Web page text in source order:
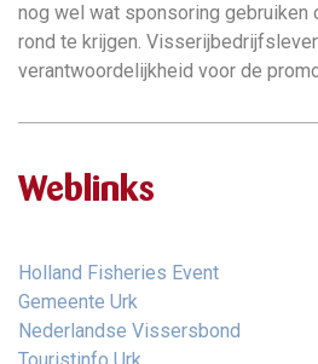
nog wel wat sponsoring gebruiken
rond te krijgen.
verantwoordelijkheid voor de
Weblinks
Holland Fisheries Event
Gemeente Urk
Nederlandse Vissersbond